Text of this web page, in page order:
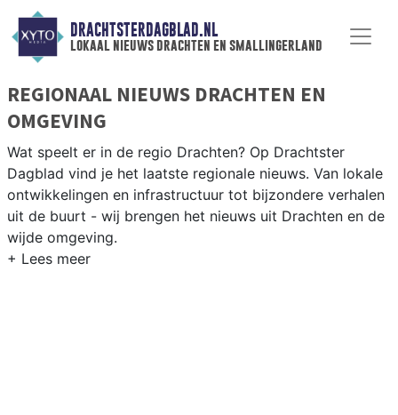
DRACHTSTERDAGBLAD.NL
lokaal nieuws drachten en smallingerland
REGIONAAL NIEUWS DRACHTEN EN
OMGEVING
Wat speelt er in de regio Drachten? Op Drachtster
Dagblad vind je het laatste regionale nieuws. Van lokale
ontwikkelingen en infrastructuur tot bijzondere verhalen
uit de buurt - wij brengen het nieuws uit Drachten en de
wijde omgeving.